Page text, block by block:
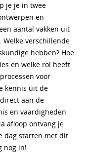
je je in twee
en
aantal vakken uit
verschillende
hebben? Hoe
en welke rol heeft
voor
kennis uit de
aan de
en vaardigheden
afloop ontvang je
dag starten met dit
nog in!